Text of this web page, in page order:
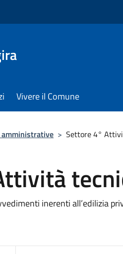
Vivere il Comune
amministrative > Settore 4°
inerenti all’edilizia